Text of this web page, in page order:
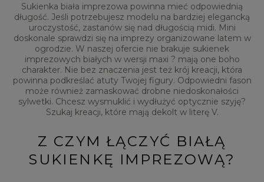
Sukienka biała imprezowa powinna mieć odpowiednią
długość. Jeśli potrzebujesz modelu na bardziej elegancką
uroczystość, zastanów się nad długością midi. Mini
doskonale sprawdzi się na imprezy organizowane latem w
ogrodzie. W naszej ofercie nie brakuje sukienek
imprezowych białych w wersji maxi ? mają one boho
charakter. Nie bez znaczenia jest też krój kreacji, która
powinna podkreślać atuty Twojej figury. Odpowiedni fason
może również zamaskować drobne niedoskonałości
sylwetki. Chcesz wysmuklić i wydłużyć optycznie szyję?
Szukaj kreacji, które mają dekolt w literę V.
Z CZYM ŁĄCZYĆ BIAŁĄ
SUKIENKĘ IMPREZOWĄ?